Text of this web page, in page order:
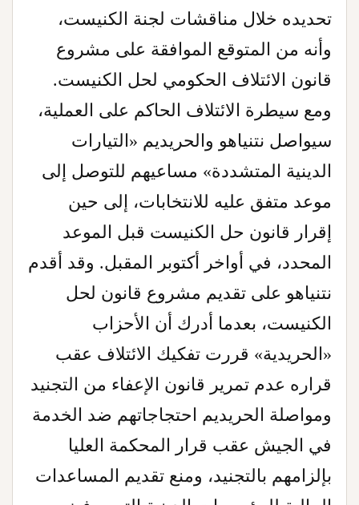
تحديده خلال مناقشات لجنة الكنيست،
وأنه من المتوقع الموافقة على مشروع
قانون الائتلاف الحكومي لحل الكنيست.
ومع سيطرة الائتلاف الحاكم على العملية،
سيواصل نتنياهو والحريديم «التيارات
الدينية المتشددة» مساعيهم للتوصل إلى
موعد متفق عليه للانتخابات، إلى حين
إقرار قانون حل الكنيست قبل الموعد
المحدد، في أواخر أكتوبر المقبل. وقد أقدم
نتنياهو على تقديم مشروع قانون لحل
الكنيست، بعدما أدرك أن الأحزاب
«الحريدية» قررت تفكيك الائتلاف عقب
قراره عدم تمرير قانون الإعفاء من التجنيد
ومواصلة الحريديم احتجاجاتهم ضد الخدمة
في الجيش عقب قرار المحكمة العليا
بإلزامهم بالتجنيد، ومنع تقديم المساعدات